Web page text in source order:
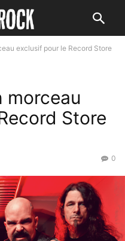
exclusif pour le Record Store
morceau
Store
0